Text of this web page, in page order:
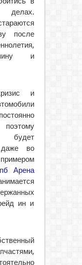
после
и
и
будет
во
Арена
ин и